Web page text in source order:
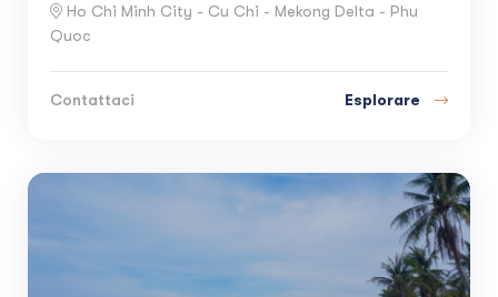
Ho Chi Minh City - Cu Chi - Mekong Delta - Phu
Quoc
Contattaci Esplorare